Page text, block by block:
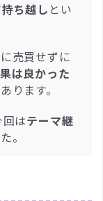
ち越し とい
売買せずに
は良かった
ります。
はテーマ継
。